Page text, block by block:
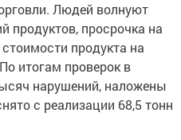
Людей волнуют
продуктов, просрочка на
продукта на
итогам проверок в
нарушений, наложены
с реализации 68,5 тонн